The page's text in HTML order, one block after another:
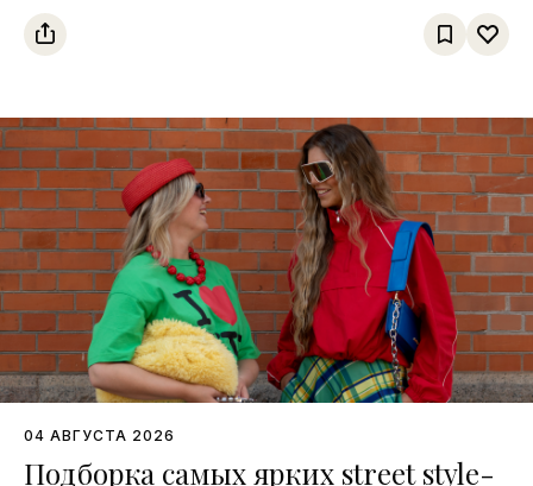
04 АВГУСТА 2026
Подборка самых ярких street style-